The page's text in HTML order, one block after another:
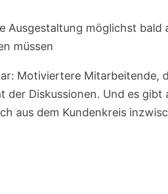
möglichst bald
müssen
Motiviertere Mitarbeitende,
Diskussionen. Und es gibt
aus dem Kundenkreis